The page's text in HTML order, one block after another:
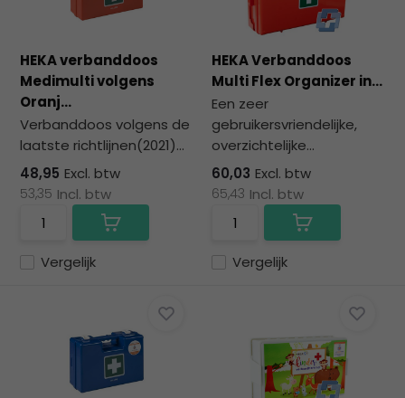
HEKA verbanddoos
Medimulti volgens
Oranj...
Verbanddoos volgens de
laatste richtlijnen(2021)...
Vergelijk
48,95 Excl. btw
53,35 Incl. btw
HEKA Verbanddoos
Multi Flex Organizer in...
Een zeer
gebruikersvriendelijke,
overzichtelijke...
Vergelijk
60,03 Excl. btw
65,43 Incl. btw